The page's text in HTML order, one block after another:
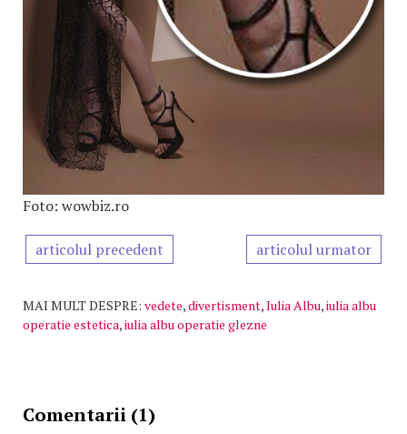
Foto: wowbiz.ro
articolul precedent articolul urmator
MAI MULT DESPRE: vedete,divertisment,Iulia Albu,iulia albu
operatie estetica,iulia albu operatie glezne
Comentarii (1)